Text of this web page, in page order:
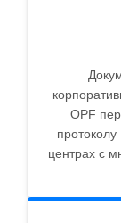
OPF
центрах с